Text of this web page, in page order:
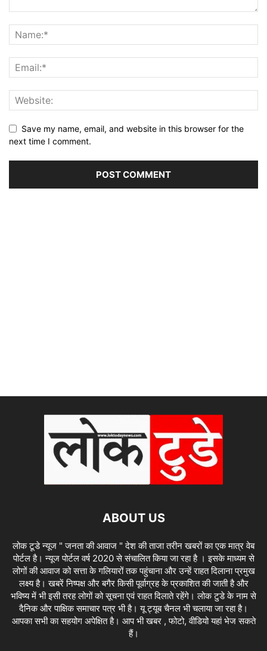
Save my name, email, and website in this browser for the
next time I comment.
ABOUT US
लोक टूडे न्यूज " जनता की आवाज " देश की ताजा तरीन खबरों का एक मात्र वेब
पोर्टल है। न्यूज पोर्टल वर्ष 2020 से संचालित किया जा रहा है । इसके माध्यम से
लोगों की आवाज को सत्ता के गलियारों तक पहुंचाना और उन्हें राहत दिलाना प्रमुख
लक्ष्य है। खबरें निष्पक्ष और बगैर किसी पूर्वाग्रह के प्रकाशित की जाती है और
भविष्य में भी इसी तरह लोगों को सूचना एवं राहत दिलाते रहेंगे। लोक टुडे के नाम से
दैनिक और पाक्षिक समाचार पत्र भी है। यू ट्यूब चैनल भी चलाया जा रहा है।
आपका सभी का सहयोग अपेक्षित है। आप भी खबर , फोटो, वीडियो यहां भेज सकते
हैं।